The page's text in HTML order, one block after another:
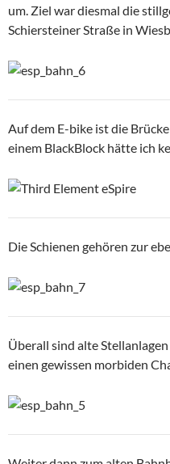
um. Ziel war diesmal die
Schiersteiner Straße in
Auf dem E-bike ist die
einem BlackBlock hätte ich
Die Schienen gehören zur
Überall sind alte
einen gewissen morbiden